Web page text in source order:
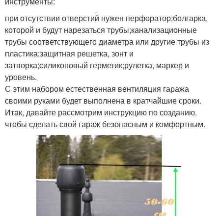
при отсутствии отверстий нужен перфоратор;болгарка,
которой и будут нарезаться трубы;канализационные
трубы соответствующего диаметра или другие трубы из
пластика;защитная решетка, зонт и
затворка;силиконовый герметик;рулетка, маркер и
уровень.
С этим набором естественная вентиляция гаража
своими руками будет выполнена в кратчайшие сроки.
Итак, давайте рассмотрим инструкцию по созданию,
чтобы сделать свой гараж безопасным и комфортным.